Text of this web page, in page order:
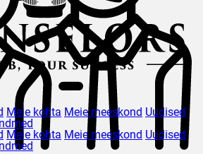
Meie kohta Meie meeskond Uudised
Meie kohta Meie meeskond Uudised